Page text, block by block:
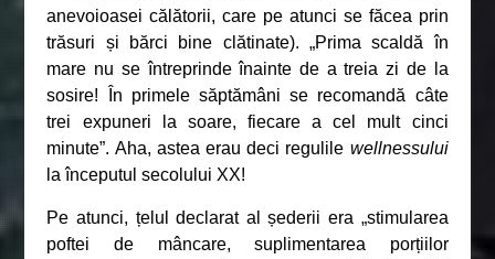
anevoioasei călătorii, care pe atunci se făcea prin
trăsuri și bărci bine clătinate). „Prima scaldă în
mare nu se întreprinde înainte de a treia zi de la
sosire! În primele săptămâni se recomandă câte
trei expuneri la soare, fiecare a cel mult cinci
minute”. Aha, astea erau deci regulile wellnessului
la începutul secolului XX!
Pe atunci, țelul declarat al șederii era „stimularea
poftei de mâncare, suplimentarea porțiilor